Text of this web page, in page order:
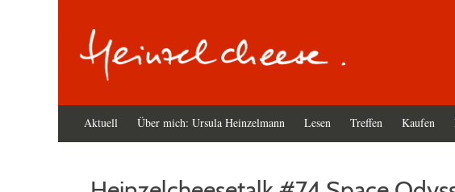
Primäres
Menü
Aktuell Über mich: Ursula Heinzelmann Lesen Treffen Kaufen